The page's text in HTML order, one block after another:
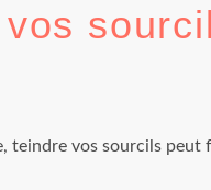
teindre vos sourcils peut